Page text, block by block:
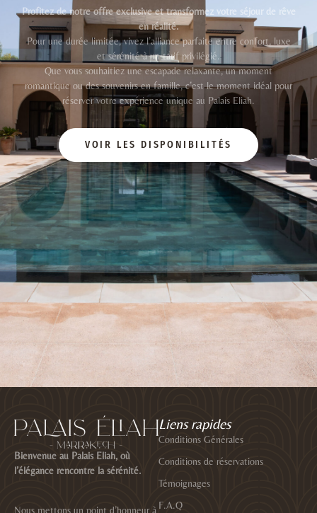
Profitez de notre offre exclusive et transformez votre séjour de rêve
en réalité.
Pour une durée limitée, vivez l’alliance parfaite entre confort, luxe
et sérénité à un tarif privilégié.
Que vous souhaitiez une escapade relaxante, un moment
romantique ou des souvenirs en famille, c’est le moment idéal pour
réserver votre expérience unique au Palais Eliah.
VOIR LES DISPONIBILITÉS
Bienvenue au Palais Eliah, où
l’élégance rencontre la sérénité.
Nous mettons un point d’honneur à
Liens rapides
Conditions Générales
Conditions de réservations
Témoignages
F.A.Q